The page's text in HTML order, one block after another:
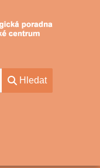
Hledat